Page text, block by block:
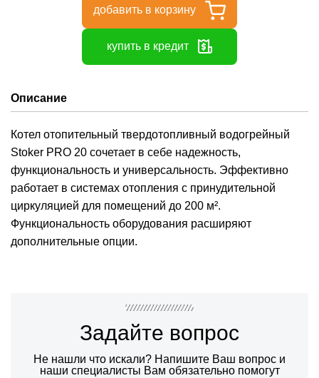
добавить в корзину
купить в кредит
Описание
Котел отопительный твердотопливный водогрейный
Stoker PRO 20 сочетает в себе надежность,
функциональность и универсальность. Эффективно
работает в системах отопления с принудительной
циркуляцией для помещений до 200 м².
Функциональность оборудования расширяют
дополнительные опции.
Задайте вопрос
Не нашли что искали? Напишите Ваш вопрос и
наши специалисты Вам обязательно помогут